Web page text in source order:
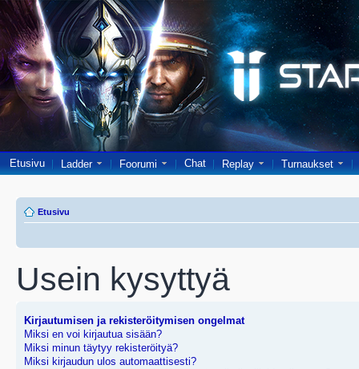
Etusivu Ladder Foorumi Chat Replay Turnaukset
Etusivu
Usein kysyttyä
Kirjautumisen ja rekisteröitymisen ongelmat
Miksi en voi kirjautua sisään?
Miksi minun täytyy rekisteröityä?
Miksi kirjaudun ulos automaattisesti?